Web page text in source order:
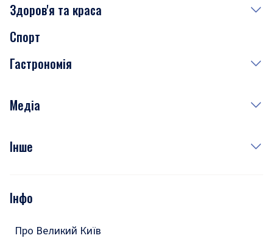
Сьогодні
Завтра
Субота
Здоров'я та краса
Медицина
Краса
Спорт
Гастрономія
Рецепти
Медіа
Фото
Подкасти
Інше
Тести
Інфо
Про Великий Київ